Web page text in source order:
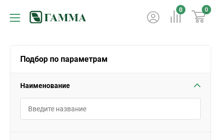
0 0
Подбор по параметрам
Наименование